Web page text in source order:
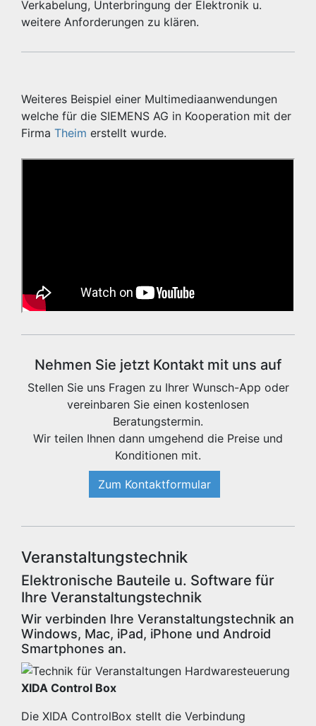
Verkabelung, Unterbringung der Elektronik u.
weitere Anforderungen zu klären.
Weiteres Beispiel einer Multimediaanwendungen
welche für die SIEMENS AG in Kooperation mit der
Firma Theim erstellt wurde.
Nehmen Sie jetzt Kontakt mit uns auf
Stellen Sie uns Fragen zu Ihrer Wunsch-App oder
vereinbaren Sie einen kostenlosen
Beratungstermin.
Wir teilen Ihnen dann umgehend die Preise und
Konditionen mit.
Zum Kontaktformular
Veranstaltungstechnik
Elektronische Bauteile u. Software für
Ihre Veranstaltungstechnik
Wir verbinden Ihre Veranstaltungstechnik an
Windows, Mac, iPad, iPhone und Android
Smartphones an.
XIDA Control Box
Die XIDA ControlBox stellt die Verbindung